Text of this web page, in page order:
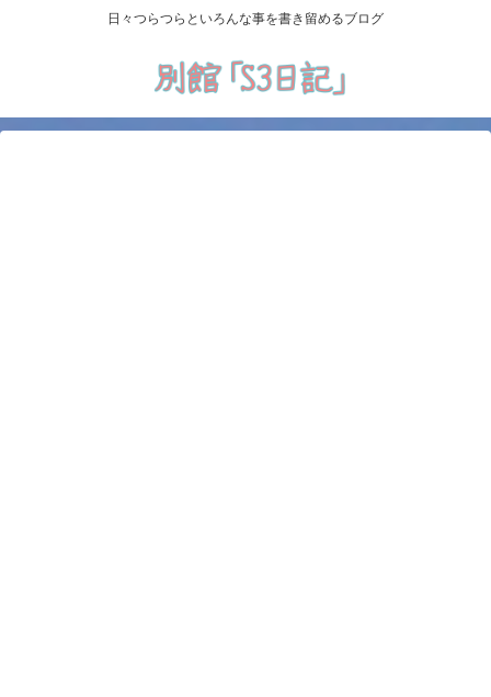
日々つらつらといろんな事を書き留めるブログ